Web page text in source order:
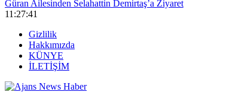
Güran Ailesinden Selahattin Demirtaş’a Ziyaret
11:27:42
Gizlilik
Hakkımızda
KÜNYE
İLETİŞİM